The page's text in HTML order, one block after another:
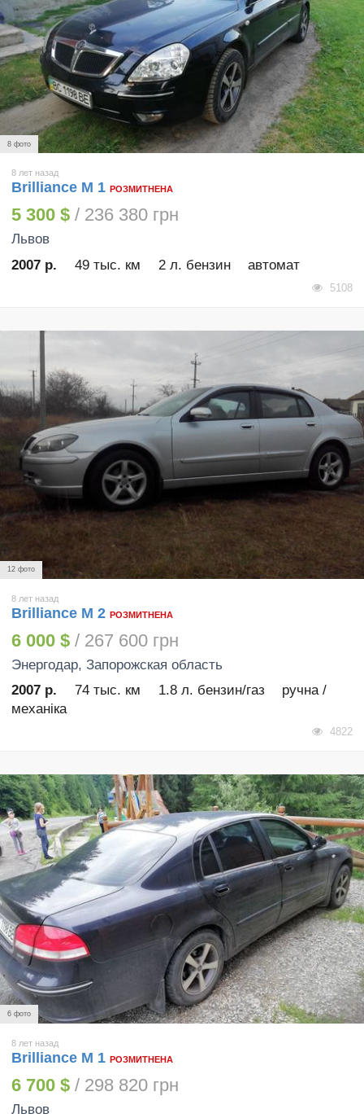
8 фото
8 лет назад
Brilliance M 1 РОЗМИТНЕНА
5 300 $ / 236 380 грн
Львов
2007 р.
49 тыс. км 2 л. бензин автомат
5108
12 фото
8 лет назад
Brilliance M 2 РОЗМИТНЕНА
6 000 $ / 267 600 грн
Энергодар, Запорожская область
2007 р.
74 тыс. км 1.8 л. бензин/газ
ручна /
механіка
4822
6 фото
8 лет назад
Brilliance M 1 РОЗМИТНЕНА
6 700 $ / 298 820 грн
Львов